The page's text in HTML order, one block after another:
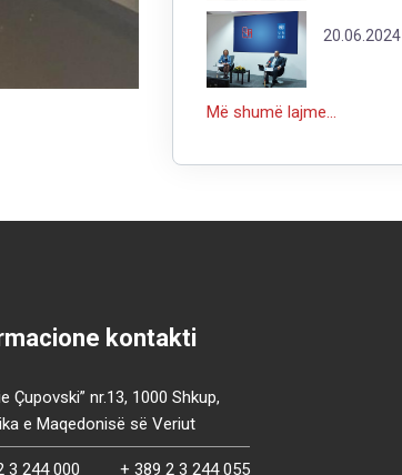
20.06.2024
Më shumë lajme...
kontakti
Çupovski” nr.13, 1000 Shkup,
e Maqedonisë së Veriut
3 244 000 + 389 2 3 244 055